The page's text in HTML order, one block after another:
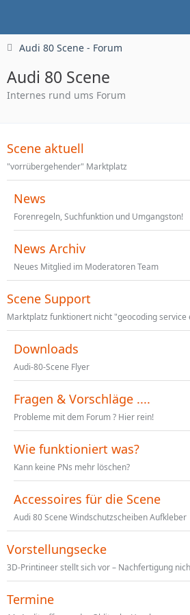
Audi 80 Scene - Forum
Audi 80 Scene
Internes rund ums Forum
Scene aktuell
"vorrübergehender" Marktplatz
News
Forenregeln, Suchfunktion und Umgangston!
News Archiv
Neues Mitglied im Moderatoren Team
Scene Support
Marktplatz funktionert nicht "geocoding service
Downloads
Audi-80-Scene Flyer
Fragen & Vorschläge ....
Probleme mit dem Forum ? Hier rein!
Wie funktioniert was?
Kann keine PNs mehr löschen?
Accessoires für die Scene
Audi 80 Scene Windschutzscheiben Aufkleber
Vorstellungsecke
Termine